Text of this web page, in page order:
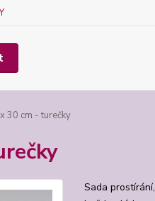
30 cm - turečky
Sada